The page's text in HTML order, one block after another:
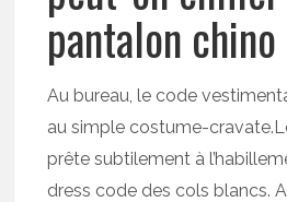
pantalon
Au bureau, le code
au simple costume-
prête subtilement à
dress code des cols blancs.